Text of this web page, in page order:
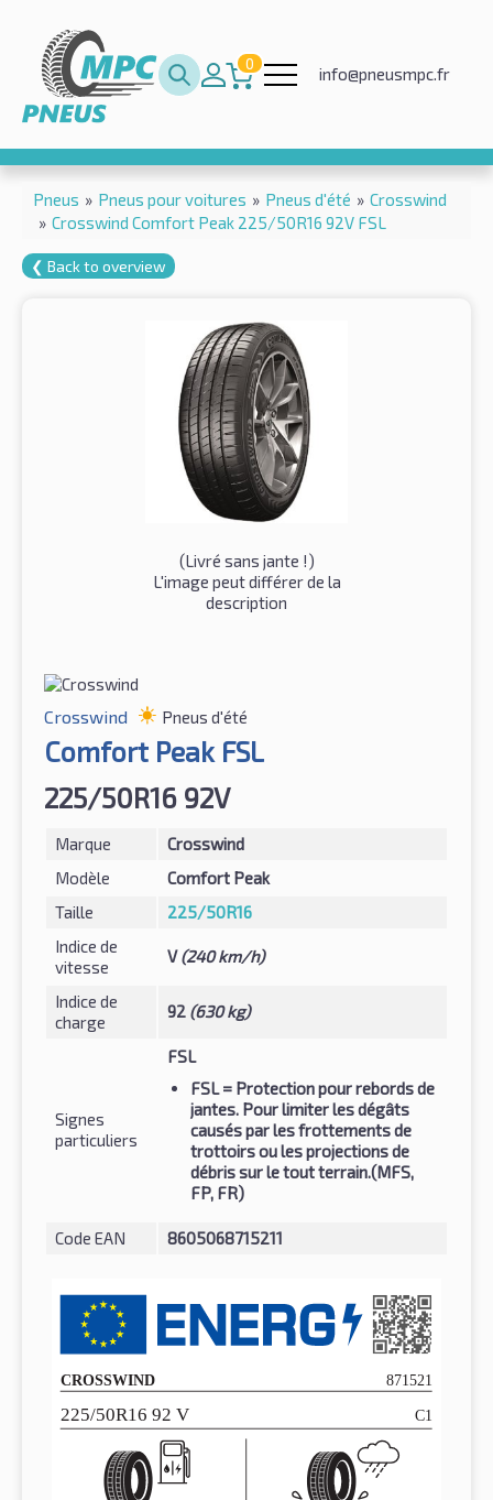
0
info@pneusmpc.fr
Pneus » Pneus pour voitures » Pneus d'été » Crosswind
» Crosswind Comfort Peak 225/50R16 92V FSL
❮ Back to overview
(Livré sans jante !)
L'image peut différer de la
description
Crosswind Pneus d'été
Comfort Peak FSL
225/50R16 92V
Marque
Crosswind
Modèle
Comfort Peak
Taille
225/50R16
Indice de
vitesse
V(240 km/h)
Indice de
charge
92 (630 kg)
Signes
particuliers
FSL
FSL= Protection pour rebords de
jantes. Pour limiter les dégâts
causés par les frottements de
trottoirs ou les projections de
débris sur le tout terrain.(MFS,
FP, FR)
Code EAN 8605068715211